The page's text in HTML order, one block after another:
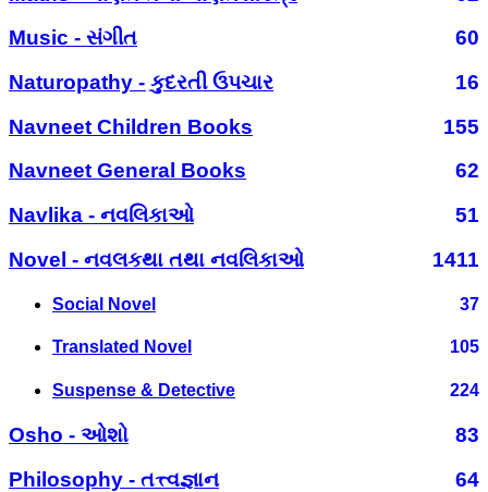
Music - સંગીત
60
Naturopathy - કુદરતી ઉપચાર
16
Navneet Children Books
155
Navneet General Books
62
Navlika - નવલિકાઓ
51
Novel - નવલકથા તથા નવલિકાઓ
1411
Social Novel 37
Translated Novel 105
Suspense & Detective 224
Osho - ઓશો
83
Philosophy - તત્ત્વજ્ઞાન
64